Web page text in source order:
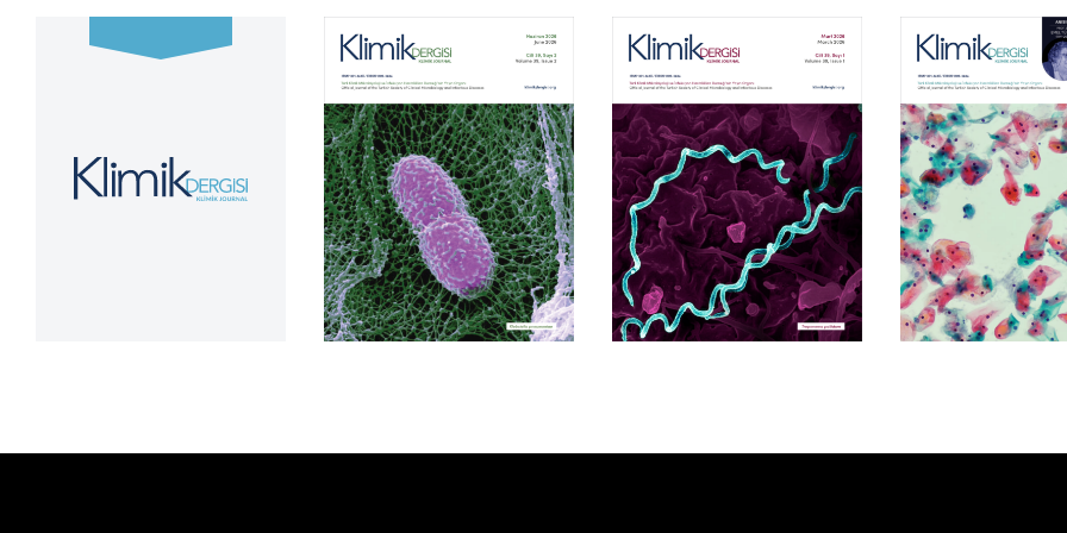
Cilt 39, Sayı 2 Cilt 39, Sayı 1 Cilt 38,